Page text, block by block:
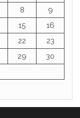
8
9
15
16
22
23
29
30